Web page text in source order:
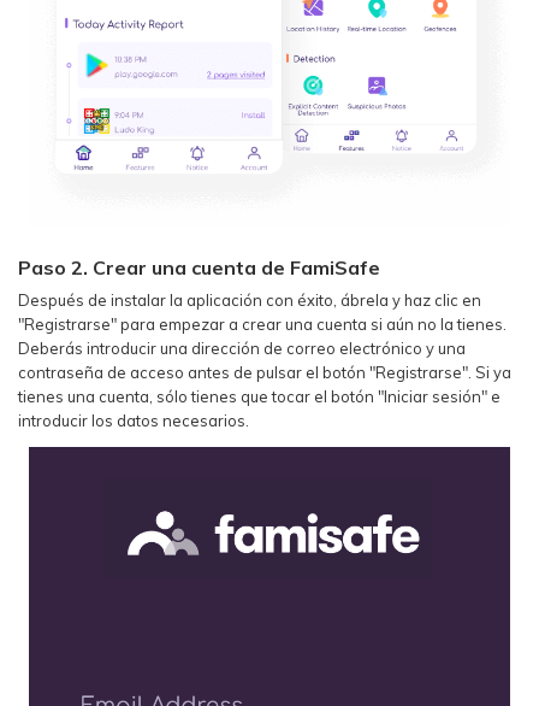
Paso 2. Crear una cuenta de FamiSafe
Después de instalar la aplicación con éxito, ábrela y haz clic en
"Registrarse" para empezar a crear una cuenta si aún no la tienes.
Deberás introducir una dirección de correo electrónico y una
contraseña de acceso antes de pulsar el botón "Registrarse". Si ya
tienes una cuenta, sólo tienes que tocar el botón "Iniciar sesión" e
introducir los datos necesarios.